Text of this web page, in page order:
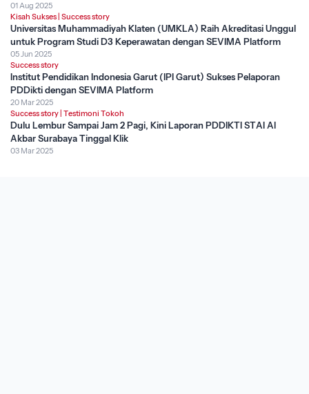
01 Aug 2025
Kisah Sukses Success story
Universitas Muhammadiyah Klaten (UMKLA) Raih Akreditasi Unggul
untuk Program Studi D3 Keperawatan dengan SEVIMA Platform
05 Jun 2025
Success story
Institut Pendidikan Indonesia Garut (IPI Garut) Sukses Pelaporan
PDDikti dengan SEVIMA Platform
20 Mar 2025
Success story Testimoni Tokoh
Dulu Lembur Sampai Jam 2 Pagi, Kini Laporan PDDIKTI STAI Al
Akbar Surabaya Tinggal Klik
03 Mar 2025